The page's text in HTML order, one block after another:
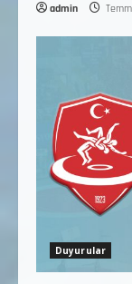
admin
Duyurular